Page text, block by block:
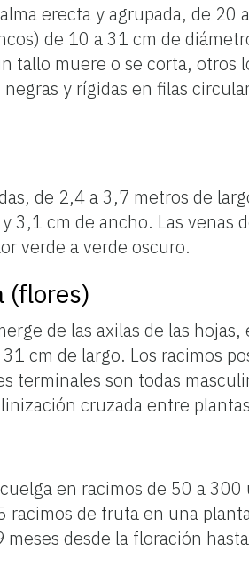
erecta y agrupada, de
de 10 a 31 cm de
tallo muere o se corta,
y rígidas en filas
de 2,4 a 3,7 metros de
3,1 cm de ancho. Las venas
verde a verde oscuro.
(flores)
de las axilas de las
cm de largo. Los racimos
terminales son todas
cruzada entre
en racimos de 50 a
racimos de fruta en una
desde la floración